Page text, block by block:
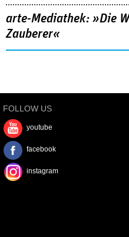
arte-Mediathek: »Die
Zauberer«
FOLLOW US
youtube
facebook
instagram